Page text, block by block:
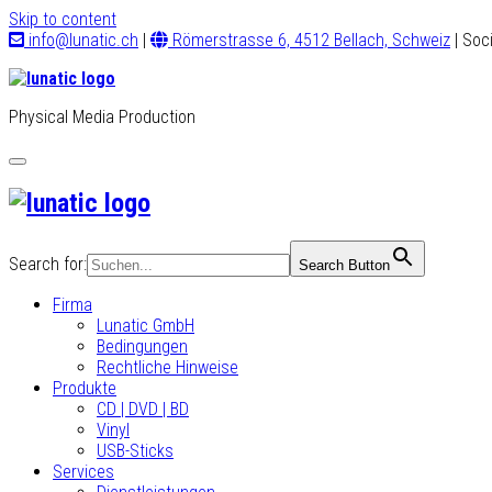
Skip to content
info@lunatic.ch | Römerstrasse 6, 4512 Bellach, Schweiz |
Physical Media Production
Toggle
navigation
Search for: Search Button
Firma
Lunatic GmbH
Bedingungen
Rechtliche Hinweise
Produkte
CD | DVD | BD
Vinyl
USB-Sticks
Services